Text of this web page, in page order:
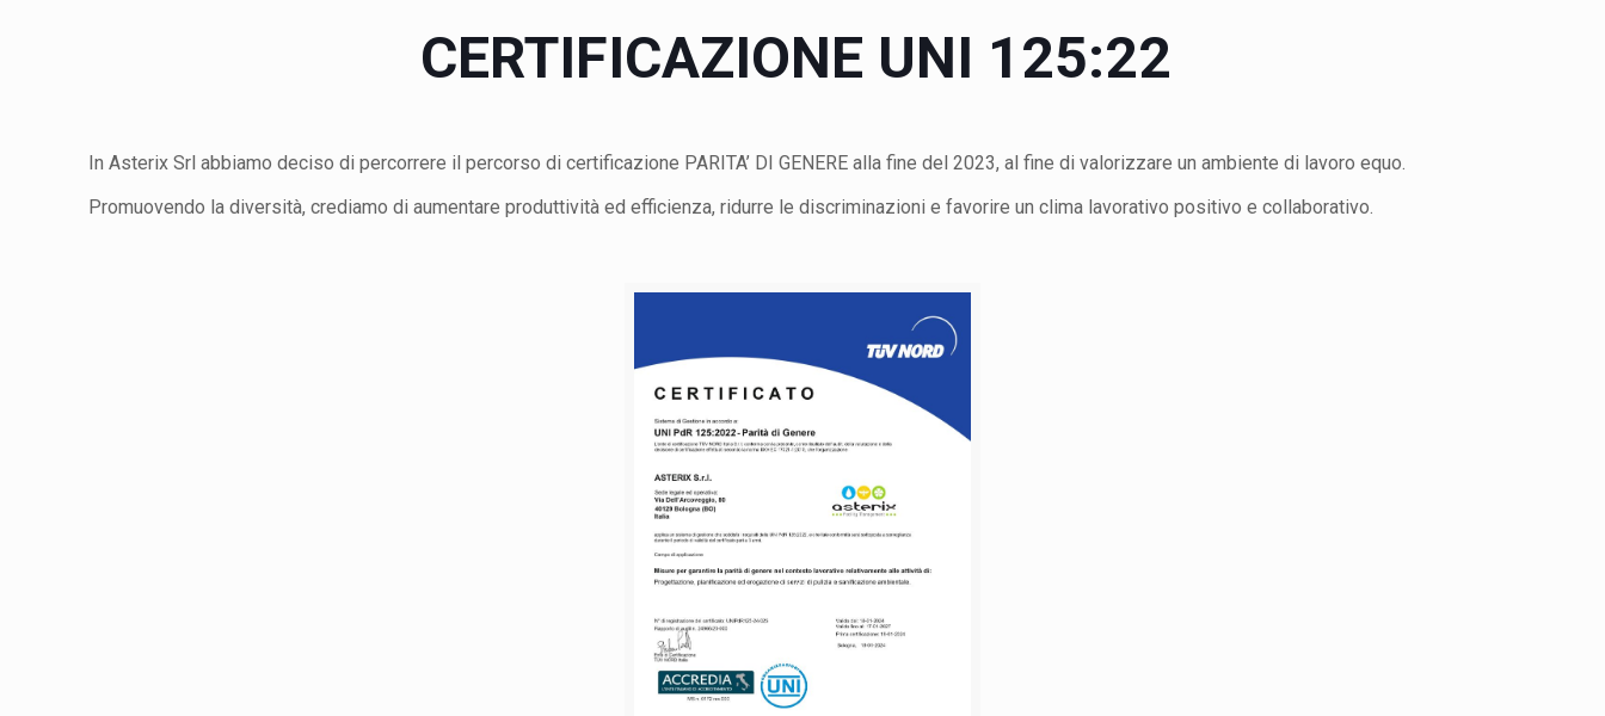
CERTIFICAZIONE UNI 125:22
In Asterix Srl abbiamo deciso di percorrere il percorso dicertificazione PARITA’ DI GENERE alla fine del 2023, al fine di valorizzare un ambiente di lavoro equo.
Promuovendo la diversità, crediamo di aumentare produttività ed efficienza, ridurre le discriminazioni e favorire un clima lavorativo positivo e collaborativo.